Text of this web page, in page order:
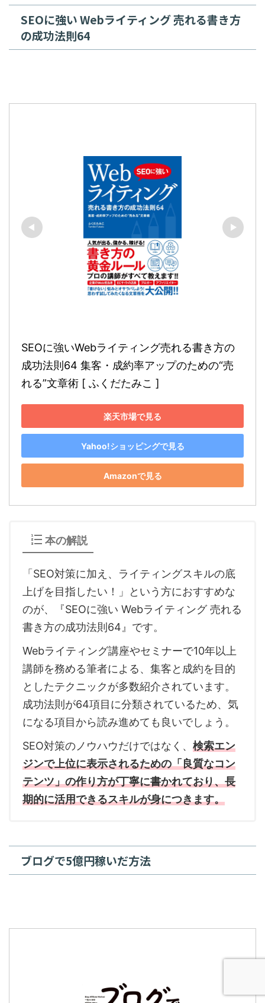
SEOに強い Webライティング 売れる書き方
の成功法則64
SEOに強いWebライティング売れる書き方の
成功法則64 集客・成約率アップのための“売
れる”文章術 [ ふくだたみこ ]
楽天市場で見る
Yahoo!ショッピングで見る
Amazonで見る
本の解説
「SEO対策に加え、ライティングスキルの底
上げを目指したい！」という方におすすめな
のが、『SEOに強い Webライティング 売れる
書き方の成功法則64』です。
Webライティング講座やセミナーで10年以上
講師を務める筆者による、集客と成約を目的
としたテクニックが多数紹介されています。
成功法則が64項目に分類されているため、気
になる項目から読み進めても良いでしょう。
SEO対策のノウハウだけではなく、 検索エン
ジンで上位に表示されるための「良質なコン
テンツ」の作り方が丁寧に書かれており、長
期的に活用できるスキルが身につきます。
ブログで5億円稼いだ方法